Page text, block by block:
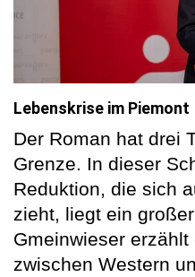
Lebenskrise im Piemont
Der Roman hat drei
Grenze. In dieser
Reduktion, die sich
zieht, liegt ein
Gmeinwieser
zwischen Western